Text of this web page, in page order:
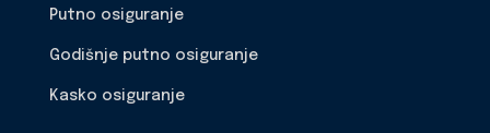
Putno osiguranje
Godišnje putno osiguranje
Kasko osiguranje